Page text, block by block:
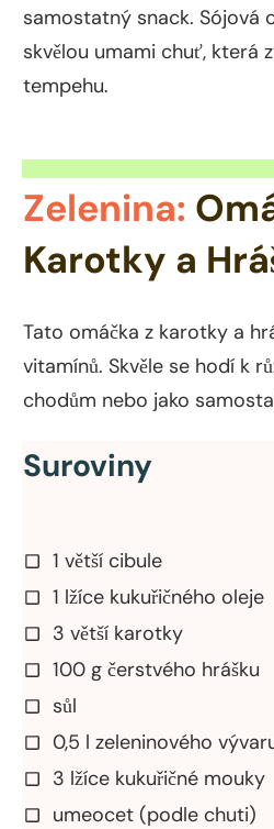
samostatný snack. Sójová
skvělou umami chuť, která
tempehu.
Zelenina:
Karotky a
Tato omáčka z karotky a
vitamínů. Skvěle se hodí k
chodům nebo jako
Suroviny
1 větší cibule
1 lžíce kukuřičného oleje
3 větší karotky
100 g čerstvého hrášku
sůl
0,5 l zeleninového
3 lžíce kukuřičné mouky
umeocet (podle chuti)